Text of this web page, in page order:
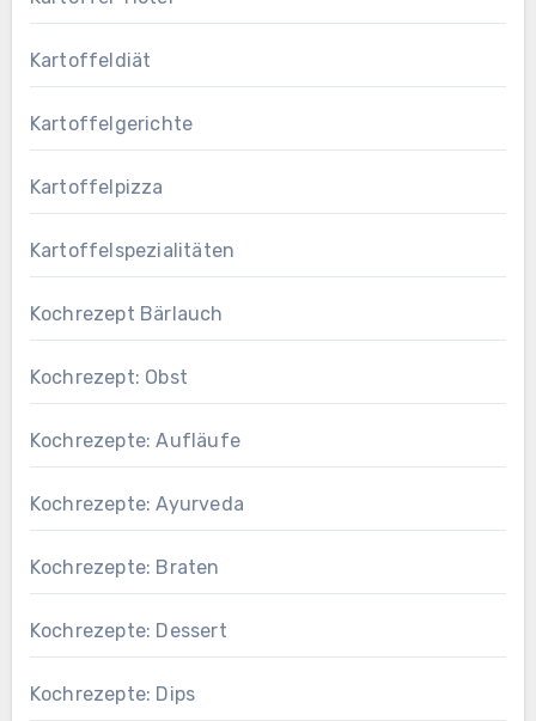
Kartoffeldiät
Kartoffelgerichte
Kartoffelpizza
Kartoffelspezialitäten
Kochrezept Bärlauch
Kochrezept: Obst
Kochrezepte: Aufläufe
Kochrezepte: Ayurveda
Kochrezepte: Braten
Kochrezepte: Dessert
Kochrezepte: Dips